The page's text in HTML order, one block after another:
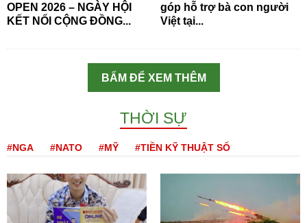
OPEN 2026 – NGÀY HỘI
KẾT NỐI CỘNG ĐỒNG...
góp hỗ trợ bà con người
Việt tại...
BẤM ĐỂ XEM THÊM
THỜI SỰ
#NGA #NATO #MỸ #TIỀN KỸ THUẬT SỐ